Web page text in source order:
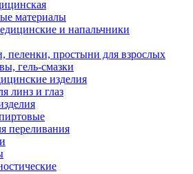
материалы
и напальчники
пеленки, простыни для взрослых
гель-смазки
изделия
линз и глаз
переливания